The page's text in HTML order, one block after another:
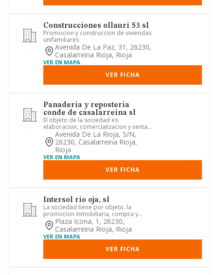
Construcciones ollauri 53 sl
Promocion y construccion de viviendas
unifamiliares
Avenida De La Paz, 31, 26230,
Casalarreina Rioja, Rioja
VER EN MAPA
VER FICHA
Panaderia y reposteria
conde de casalarreina sl
El objeto de la sociedad es.
elaboracion, comercializacion y venta
de pan, pasteleria, bolleria en ...
Avenida De La Rioja, S/n,
26230, Casalarreina Rioja,
Rioja
VER EN MAPA
VER FICHA
Intersol rio oja, sl
La sociedad tiene por objeto. la
promocion inmobiliaria, compra y
venta de terrenos, inmuebles y pa...
Plaza Icona, 1, 26230,
Casalarreina Rioja, Rioja
VER EN MAPA
VER FICHA